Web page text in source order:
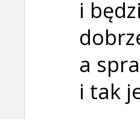
i
a
i tak